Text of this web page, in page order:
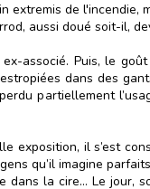
extremis de
aussi doué soit-il,
associé. Puis, le
dans des
partiellement
exposition, il s’est
qu’il imagine
dans la cire… Le jour,